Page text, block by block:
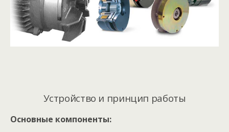
Устройство и принцип работы
Основные компоненты: